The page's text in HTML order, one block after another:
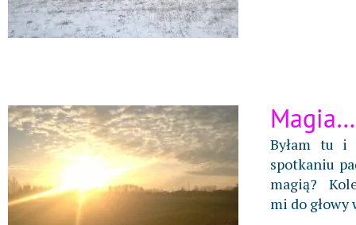
Magia…
Byłam tu i
spotkaniu
magią?
mi do głowy